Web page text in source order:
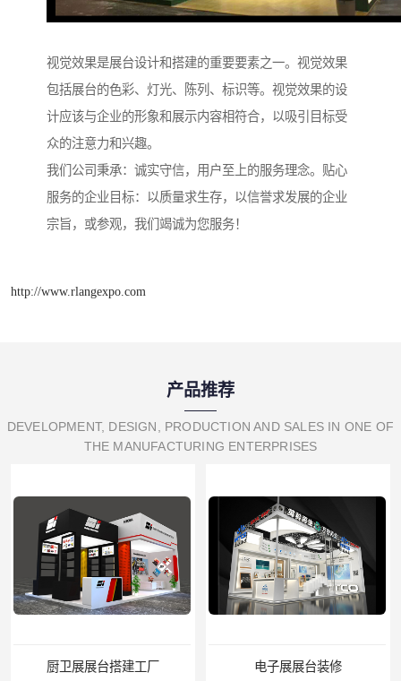
视觉效果是展台设计和搭建的重要要素之一。视觉效果
包括展台的色彩、灯光、陈列、标识等。视觉效果的设
计应该与企业的形象和展示内容相符合，以吸引目标受
众的注意力和兴趣。
我们公司秉承：诚实守信，用户至上的服务理念。贴心
服务的企业目标：以质量求生存，以信誉求发展的企业
宗旨，或参观，我们竭诚为您服务！
http://www.rlangexpo.com
产品推荐
DEVELOPMENT, DESIGN, PRODUCTION AND SALES IN ONE OF
THE MANUFACTURING ENTERPRISES
电子展展台装修 宝马展展台制作